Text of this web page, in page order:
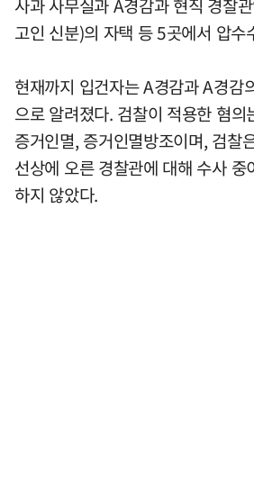
사과 사무실과 A경감과 현직 경찰
고인 신분)의 자택 등 5곳에서 압수
현재까지 입건자는 A경감과 A경감
으로 알려졌다. 검찰이 적용한 혐의
증거인멸, 증거인멸방조이며, 검찰
선상에 오른 경찰관에 대해 수사 중
하지 않았다.